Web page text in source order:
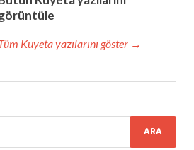
Kuyeta yazılarını göster →